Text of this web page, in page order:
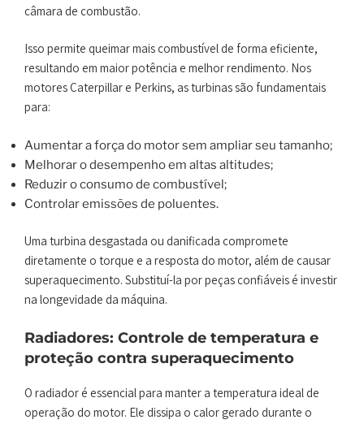
câmara de combustão.
Isso permite queimar mais combustível de forma eficiente,
resultando em maior potência e melhor rendimento. Nos
motores Caterpillar e Perkins, as turbinas são fundamentais
para:
Aumentar a força do motor sem ampliar seu tamanho;
Melhorar o desempenho em altas altitudes;
Reduzir o consumo de combustível;
Controlar emissões de poluentes.
Uma turbina desgastada ou danificada compromete
diretamente o torque e a resposta do motor, além de causar
superaquecimento. Substituí-la por peças confiáveis é investir
na longevidade da máquina.
Radiadores: Controle de temperatura e
proteção contra superaquecimento
O radiador é essencial para manter a temperatura ideal de
operação do motor. Ele dissipa o calor gerado durante o